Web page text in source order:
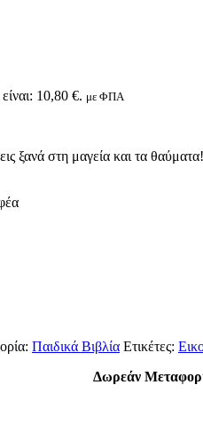
10,80 €. με ΦΠΑ
ξανά στη μαγεία και τα θαύματα!
Παιδικά Βιβλία Ετικέτες:
Δωρεάν